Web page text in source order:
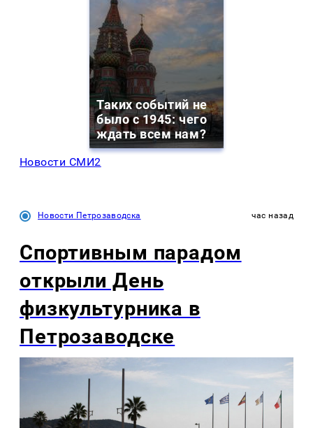
Таких событий не
было с 1945: чего
ждать всем нам?
Новости СМИ2
Новости Петрозаводска час назад
Спортивным парадом
открыли День
физкультурника в
Петрозаводске